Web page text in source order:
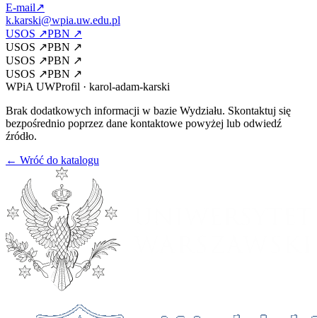
E-mail↗
k.karski@wpia.uw.edu.pl
USOS ↗PBN ↗
USOS ↗PBN ↗
USOS ↗PBN ↗
USOS ↗PBN ↗
WPiA UWProfil · karol-adam-karski
Brak dodatkowych informacji w bazie Wydziału. Skontaktuj się
bezpośrednio poprzez dane kontaktowe powyżej lub odwiedź
źródło.
← Wróć do katalogu